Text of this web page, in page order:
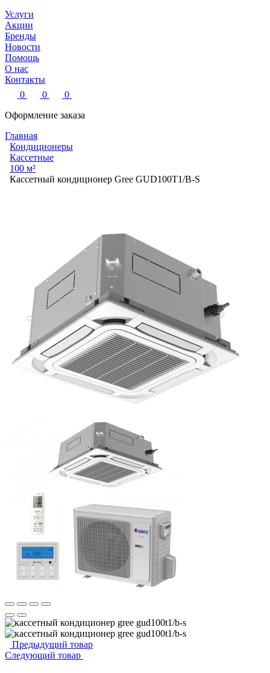
Услуги
Акции
Бренды
Новости
Помощь
О нас
Контакты
0
0
0
Оформление заказа
Главная
Кондиционеры
Кассетные
100 м²
Кассетный кондиционер Gree GUD100T1/B-S
Предыдущий товар
Следующий товар